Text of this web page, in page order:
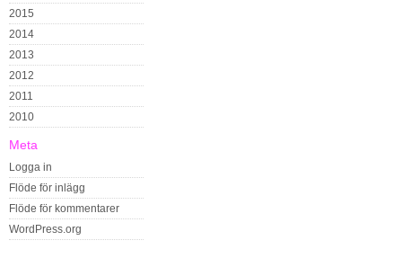
2015
2014
2013
2012
2011
2010
Meta
Logga in
Flöde för inlägg
Flöde för kommentarer
WordPress.org